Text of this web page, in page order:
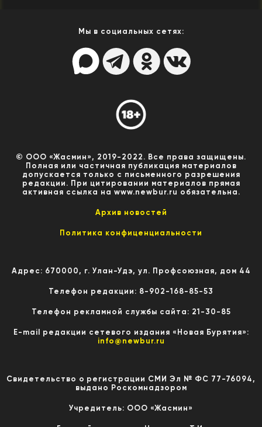
Мы в социальных сетях:
© ООО «Жасмин», 2019-2022. Все права защищены.
Полная или частичная публикация материалов
допускается только с письменного разрешения
редакции. При цитировании материалов прямая
активная ссылка на www.newbur.ru обязательна.
Архив новостей
Политика конфиценциальности
Адрес: 670000, г. Улан-Удэ, ул. Профсоюзная, дом 44
Телефон редакции: 8-902-168-85-53
Телефон рекламной службы сайта: 21-30-85
E-mail редакции сетевого издания «Новая Бурятия»:
info@newbur.ru
Свидетельство о регистрации СМИ Эл № ФС 77-76094,
выдано Роскомнадзором
Учредитель: ООО «Жасмин»